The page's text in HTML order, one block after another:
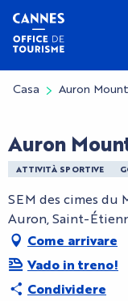
Aller
contenu
principal
Casa Auron
Auron
ATTIVITÀ SPORTIVE
SEM des cimes du
Auron, Saint-
Come arrivare
Vado in treno!
Condividere